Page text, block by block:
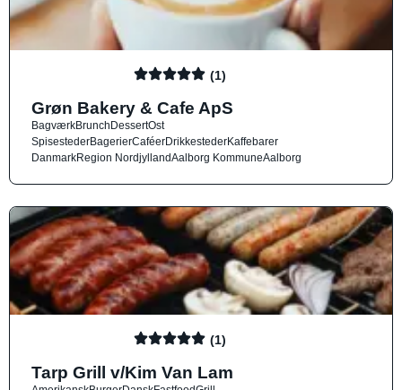
(1)
Grøn Bakery & Cafe ApS
BagværkBrunchDessertOst
SpisestederBagerierCaféerDrikkestederKaffebarer
DanmarkRegion NordjyllandAalborg KommuneAalborg
(1)
Tarp Grill v/Kim Van Lam